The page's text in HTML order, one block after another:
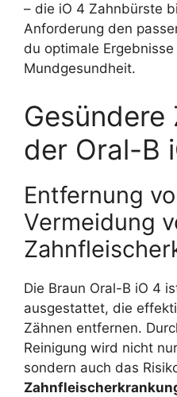
– die iO 4 Zahnbürste
Anforderung den
du optimale
Mundgesundheit.
Gesündere
der Oral-B
Entfernung
Vermeidung
Die Braun Oral-B iO 4
ausgestattet, die
Zähnen entfernen.
Reinigung wird nicht
sondern auch das